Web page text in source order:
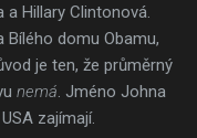
Hillary Clintonová.
domu Obamu,
je ten, že průměrný
nemá . Jméno Johna
zajímají.